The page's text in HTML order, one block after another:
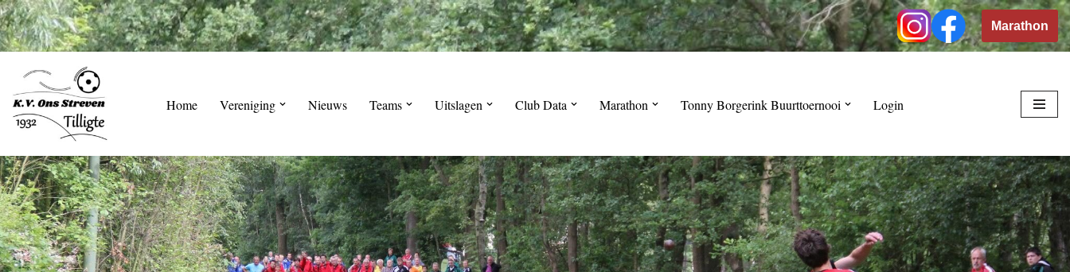
Skip
content
Marathon
Home Vereniging Nieuws Teams Uitslagen Club Data Marathon Tonny Borgerink Buurttoernooi Login